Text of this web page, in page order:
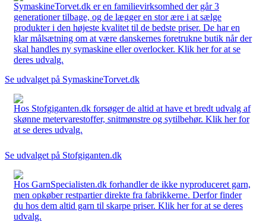
SymaskineTorvet.dk er en familievirksomhed der går 3
generationer tilbage, og de lægger en stor ære i at sælge
produkter i den højeste kvalitet til de bedste priser. De har en
klar målsætning om at være danskernes foretrukne butik når der
skal handles ny symaskine eller overlocker. Klik her for at se
deres udvalg.
Se udvalget på SymaskineTorvet.dk
Hos Stofgiganten.dk forsøger de altid at have et bredt udvalg af
skønne metervarestoffer, snitmønstre og sytilbehør. Klik her for
at se deres udvalg.
Se udvalget på Stofgiganten.dk
Hos GarnSpecialisten.dk forhandler de ikke nyproduceret garn,
men opkøber restpartier direkte fra fabrikkerne. Derfor finder
du hos dem altid garn til skarpe priser. Klik her for at se deres
udvalg.